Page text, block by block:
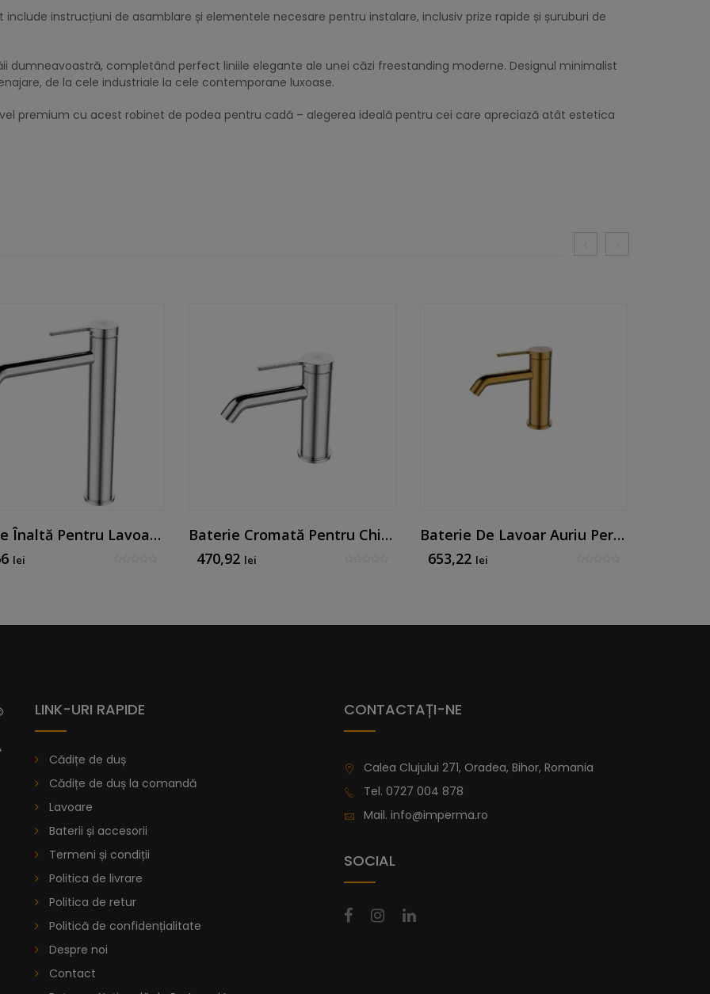
instrucțiuni de asamblare și elementele necesare pentru instalare, inclusiv prize rapide și șuruburi de
dumneavoastră, completând perfect liniile elegante ale unei căzi freestanding moderne. Designul minimalist
de la cele industriale la cele contemporane luxoase.
premium cu acest robinet de podea pentru cadă – alegerea ideală pentru cei care apreciază atât estetica
Baterie Înaltă Pentru Lavoar Pe Blat Mk Line, Finisaj Cromat
lei
Baterie Cromată Pentru Chiuvetă
470,92 lei
Baterie De Lavoar Auriu Periat - Mk Line By Mirtak
653,22 lei
LINK-URI RAPIDE
Cădițe de duș
Cădițe de duș la comandă
Lavoare
Baterii și accesorii
Termeni și condiții
Politica de livrare
Politica de retur
Politică de confidențialitate
Despre noi
Contact
CONTACTAȚI-NE
Calea Clujului 271, Oradea, Bihor, Romania
Tel. 0727 004 878
Mail. info@imperma.ro
SOCIAL